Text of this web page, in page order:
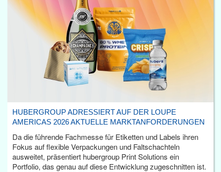
HUBERGROUP ADRESSIERT AUF DER LOUPE
AMERICAS 2026 AKTUELLE MARKTANFORDERUNGEN
Da die führende Fachmesse für Etiketten und Labels ihren
Fokus auf flexible Verpackungen und Faltschachteln
ausweitet, präsentiert hubergroup Print Solutions ein
Portfolio, das genau auf diese Entwicklung zugeschnitten ist.